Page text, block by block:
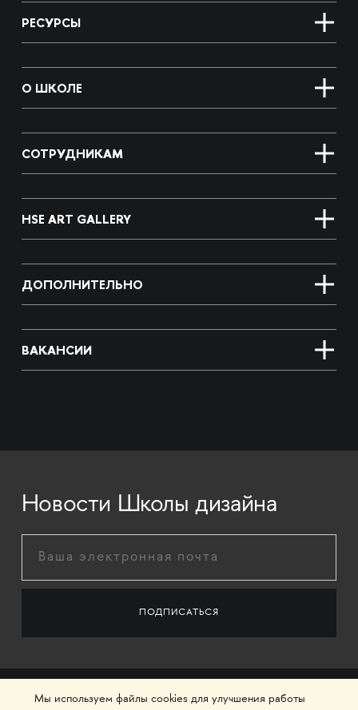
РЕСУРСЫ
О ШКОЛЕ
СОТРУДНИКАМ
HSE ART GALLERY
ДОПОЛНИТЕЛЬНО
ВАКАНСИИ
Новости Школы дизайна
Мы используем файлы cookies для улучшения работы